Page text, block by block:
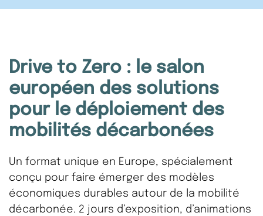
Drive to Zero : le salon
européen des solutions
pour le déploiement des
mobilités décarbonées
Un format unique en Europe, spécialement
conçu pour faire émerger des modèles
économiques durables autour de la mobilité
décarbonée. 2 jours d’exposition, d’animations